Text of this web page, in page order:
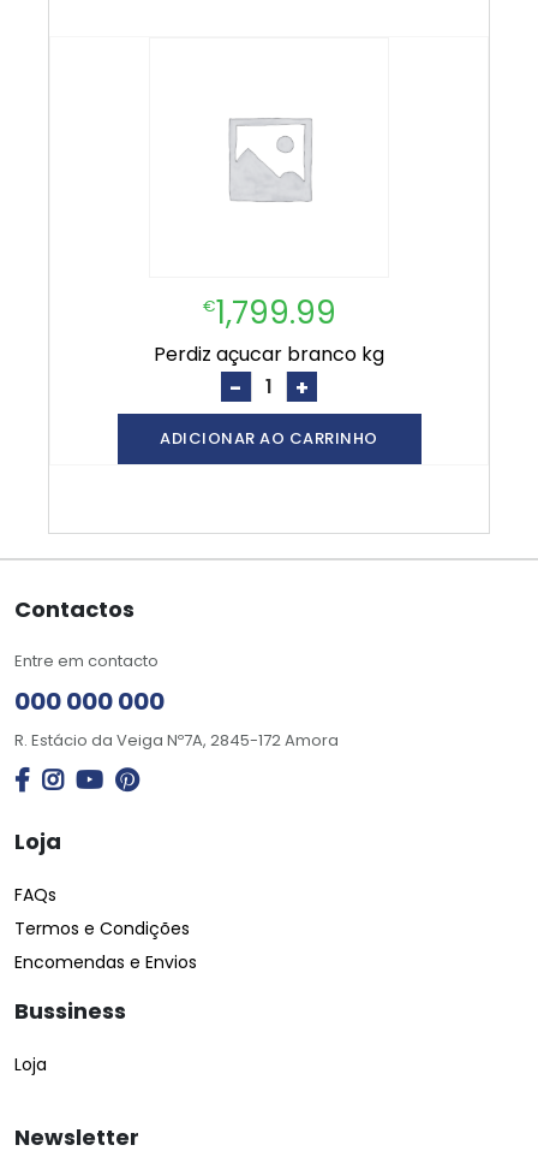
€1,799.99
perdiz açucar branco kg
- +
ADICIONAR AO CARRINHO
Contactos
Entre em contacto
000 000 000
R. Estácio da Veiga Nº7A, 2845-172 Amora
Loja
FAQs
Termos e Condições
Encomendas e Envios
Bussiness
Loja
Newsletter